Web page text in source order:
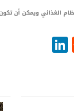
الغذائي ويمكن أن
Reddit